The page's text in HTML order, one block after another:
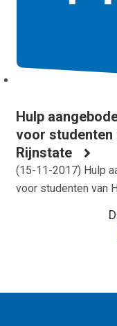
Hulp
voor studenten
Rijnstate
(15-11-2017) Hulp
voor studenten van